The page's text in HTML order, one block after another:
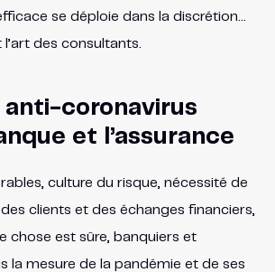
se déploie dans la discrétion…
des consultants.
anti-coronavirus
et l’assurance
culture du risque, nécessité de
clients et des échanges financiers,
chose est sûre, banquiers et
la mesure de la pandémie et de ses